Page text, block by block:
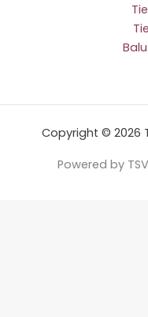
Copyright © 2026
Powered by